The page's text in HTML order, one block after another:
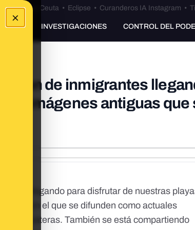
×
•Bulos Ceuta • Eclipse • Curanderos IA Instagram •
INVESTIGACIONES CONTROL DEL
son de inmigrantes
imágenes antiguas que
llegando para disfrutar de nuestras
con el que se difunden como actuales
en pateras. También se está compartiendo